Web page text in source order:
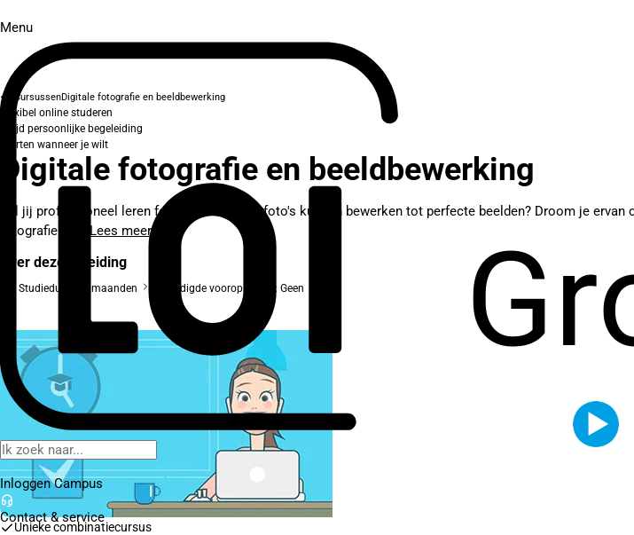
Menu
Inloggen Campus
Contact& service
CursussenDigitale fotografie en beeldbewerking
Flexibel online studeren
Altijd persoonlijke begeleiding
Starten wanneer je wilt
Digitale fotografie en beeldbewerking
Wil jij professioneel leren fotograferen en je foto's kunnen bewerken tot perfecte beelden? Droom je
fotografie en... Lees meer
Over deze opleiding
Studieduur: 12 maanden Benodigde vooropleiding: Geen
Unieke combinatiecursus